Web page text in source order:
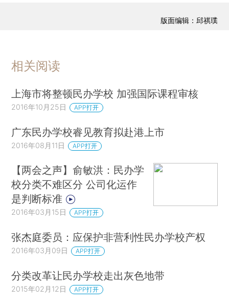
版面编辑：邱祺璞
相关阅读
上海市将整顿民办学校 加强国际课程审核
2016年10月25日 APP打开
广东民办学校睿见教育拟赴港上市
2016年08月11日 APP打开
【两会之声】俞敏洪：民办学
校分类不难区分 公司化运作
是判断标准
2016年03月15日 APP打开
张杰庭委员：应保护非营利性民办学校产权
2016年03月09日 APP打开
分类改革让民办学校走出灰色地带
2015年02月12日 APP打开